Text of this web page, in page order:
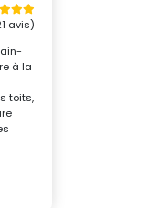
avis)
à la
toits,